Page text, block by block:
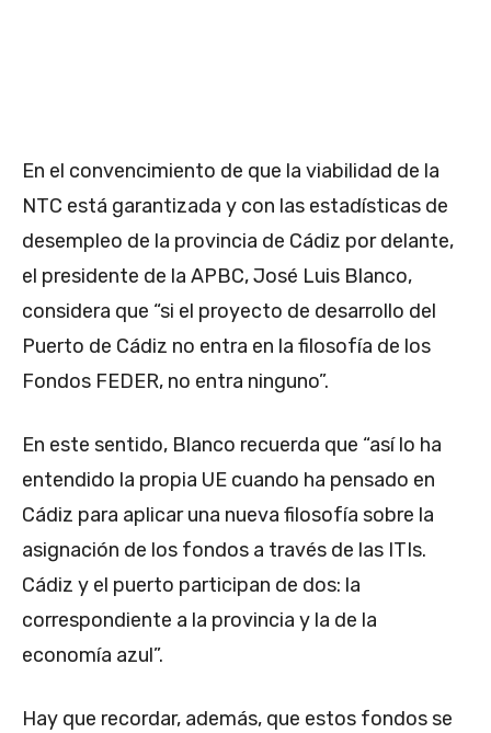
En el convencimiento de que la viabilidad de la
NTC está garantizada y con las estadísticas de
desempleo de la provincia de Cádiz por delante,
el presidente de la APBC, José Luis Blanco,
considera que “si el proyecto de desarrollo del
Puerto de Cádiz no entra en la filosofía de los
Fondos FEDER, no entra ninguno”.
En este sentido, Blanco recuerda que “así lo ha
entendido la propia UE cuando ha pensado en
Cádiz para aplicar una nueva filosofía sobre la
asignación de los fondos a través de las ITIs.
Cádiz y el puerto participan de dos: la
correspondiente a la provincia y la de la
economía azul”.
Hay que recordar, además, que estos fondos se